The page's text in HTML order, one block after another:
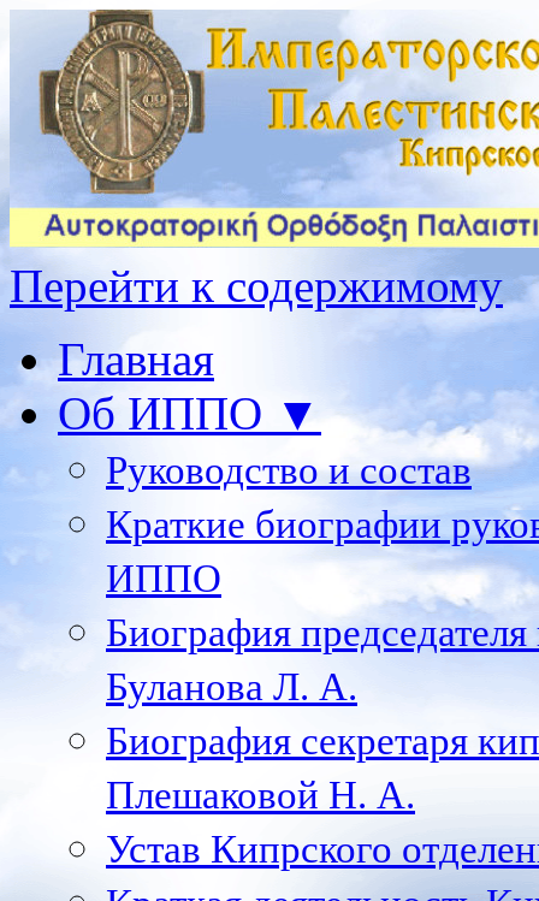
Перейти к содержимому
Главная
Об ИППО ▼
Руководство и состав
Краткие биографии
ИППО
Биография
Буланова Л. А.
Биография секретаря
Плешаковой Н. А.
Устав Кипрского